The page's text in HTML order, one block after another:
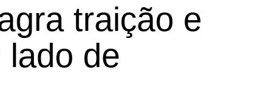
traição e
de